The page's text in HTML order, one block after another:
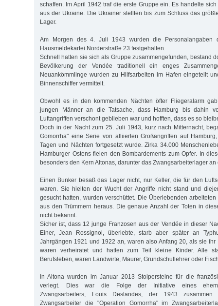
schaffen. Im April 1942 traf die erste Gruppe ein. Es handelte
aus der Ukraine. Die Ukrainer stellten bis zum Schluss das
Lager.
Am Morgen des 4. Juli 1943 wurden die Personalangaben
Hausmeldekartei Norderstraße 23 festgehalten.
Schnell hatten sie sich als Gruppe zusammengefunden, bestand
Bevölkerung der Vendée traditionell ein enges
Neuankömmlinge wurden zu Hilfsarbeiten im Hafen eingeteilt
Binnenschiffer vermittelt.
Obwohl es in den kommenden Nächten öfter Fliegeralarm
jungen Männer an die Tatsache, dass Hamburg bis dahin
Luftangriffen verschont geblieben war und hofften, dass es so
Doch in der Nacht zum 25. Juli 1943, kurz nach Mitternacht,
Gomorrha" eine Serie von alliierten Großangriffen auf
Tagen und Nächten fortgesetzt wurde. Zirka 34.000
Hamburger Ostens fielen den Bombardements zum Opfer. In
besonders den Kern Altonas, darunter das Zwangsarbeiterlager
Einen Bunker besaß das Lager nicht, nur Keller, die für den
waren. Sie hielten der Wucht der Angriffe nicht stand und
gesucht hatten, wurden verschüttet. Die Überlebenden
aus den Trümmern heraus. Die genaue Anzahl der Toten in
nicht bekannt.
Sicher ist, dass 12 junge Franzosen aus der Vendée in dieser
Einer, Jean Rossignol, überlebte, starb aber später an
Jahrgängen 1921 und 1922 an, waren also Anfang 20, als sie ihr
waren verheiratet und hatten zum Teil kleine Kinder. Alle
Berufsleben, waren Landwirte, Maurer, Grundschullehrer oder
In Altona wurden im Januar 2013 Stolpersteine für die
verlegt. Dies war die Folge der Initiative eines
Zwangsarbeiters, Louis Deslandes, der 1943
Zwangsarbeiter die "Operation Gomorrha" im